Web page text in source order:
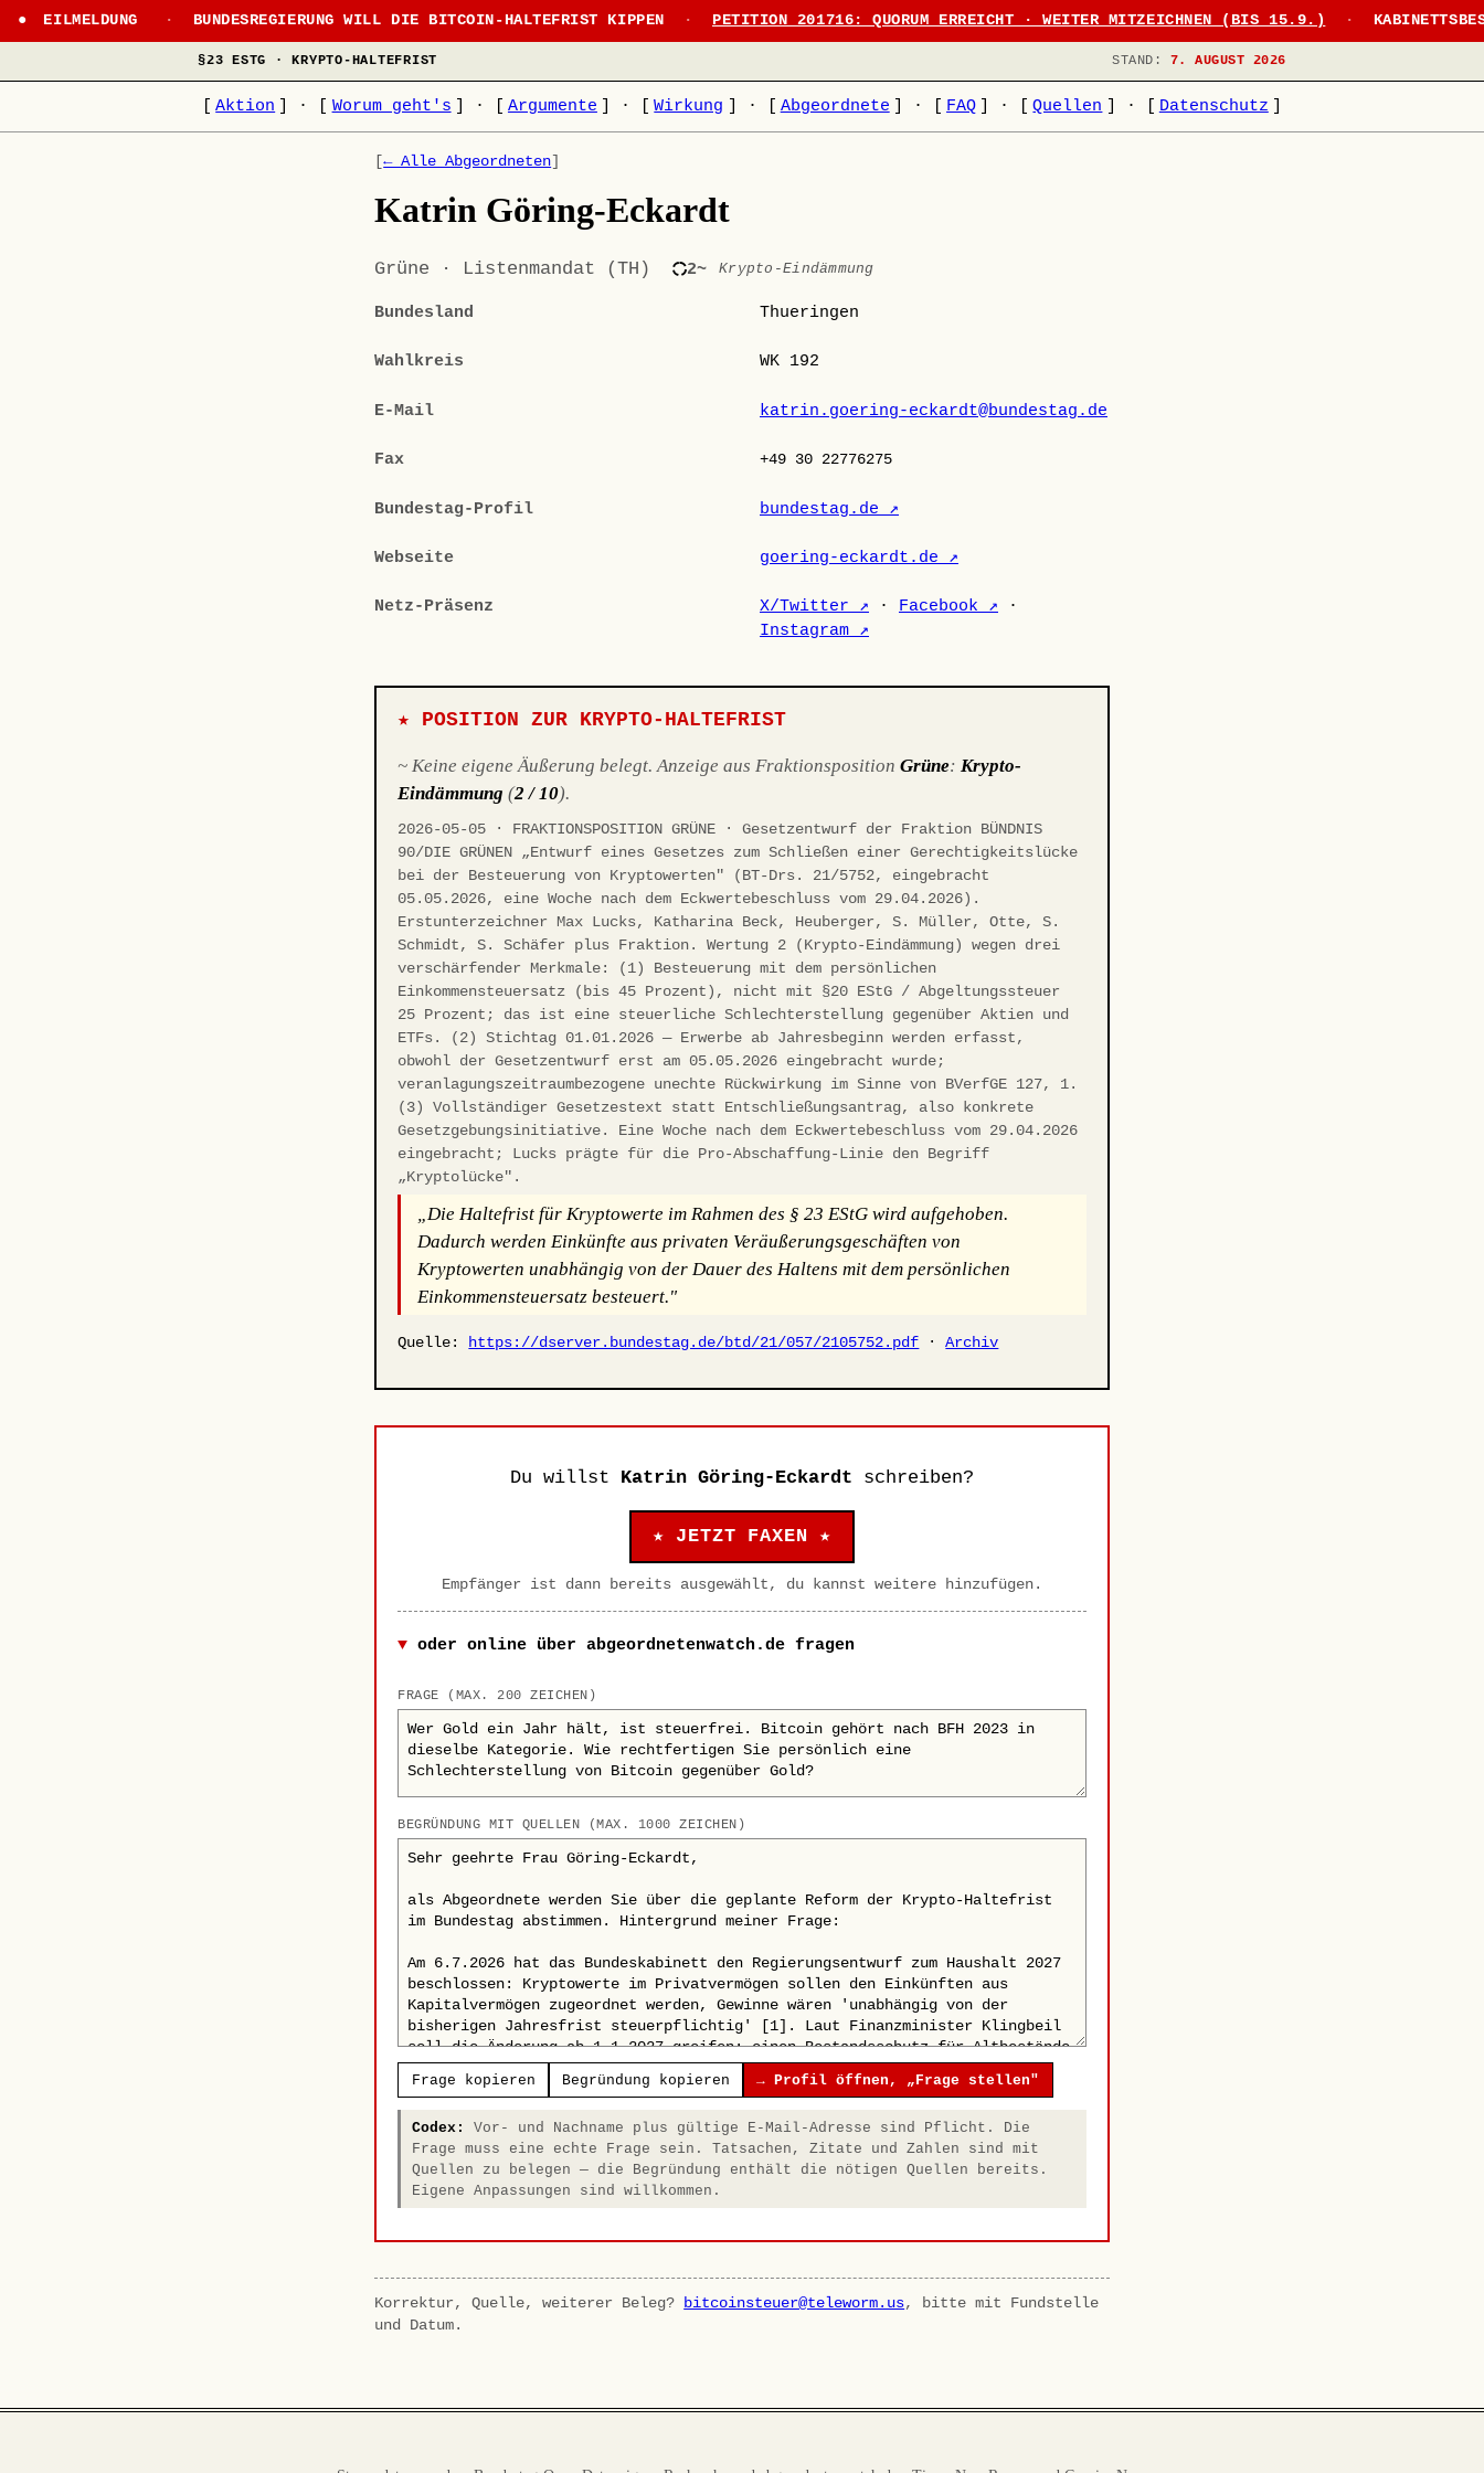
EILMELDUNG · BUNDESREGIERUNG WILL DIE BITCOIN-HALTEFRIST KIPPEN · PETITION 201716: QUORUM ERREICHT · WEITER MITZEICHNEN (BIS 15.9.) ·
§23 ESTG · KRYPTO-HALTEFRIST STAND: 7. AUGUST 2026
Aktion · Worum geht's · Argumente · Wirkung · Abgeordnete · FAQ · Quellen · Datenschutz
[← Alle Abgeordneten]
Katrin Göring-Eckardt
Grüne · Listenmandat (TH) 2~ Krypto-Eindämmung
Bundesland Thueringen
Wahlkreis WK 192
E-Mail katrin.goering-eckardt@bundestag.de
Fax +49 30 22776275
Bundestag-Profil bundestag.de ↗
Webseite goering-eckardt.de ↗
Netz-Präsenz X/Twitter ↗ · Facebook ↗ ·
Instagram ↗
★ POSITION ZUR KRYPTO-HALTEFRIST
~ Keine eigene Äußerung belegt. Anzeige aus FraktionspositionGrüne:Krypto-
Eindämmung (2 / 10).
2026-05-05 · FRAKTIONSPOSITION GRÜNE · Gesetzentwurf der Fraktion BÜNDNIS
90/DIE GRÜNEN „Entwurf eines Gesetzes zum Schließen einer Gerechtigkeitslücke
bei der Besteuerung von Kryptowerten" (BT-Drs. 21/5752, eingebracht
05.05.2026, eine Woche nach dem Eckwertebeschluss vom 29.04.2026).
Erstunterzeichner Max Lucks, Katharina Beck, Heuberger, S. Müller, Otte, S.
Schmidt, S. Schäfer plus Fraktion. Wertung 2 (Krypto-Eindämmung) wegen drei
verschärfender Merkmale: (1) Besteuerung mit dem persönlichen
Einkommensteuersatz (bis 45 Prozent), nicht mit §20 EStG / Abgeltungssteuer
25 Prozent; das ist eine steuerliche Schlechterstellung gegenüber Aktien und
ETFs. (2) Stichtag 01.01.2026 — Erwerbe ab Jahresbeginn werden erfasst,
obwohl der Gesetzentwurf erst am 05.05.2026 eingebracht wurde;
veranlagungszeitraumbezogene unechte Rückwirkung im Sinne von BVerfGE 127, 1.
(3) Vollständiger Gesetzestext statt Entschließungsantrag, also konkrete
Gesetzgebungsinitiative. Eine Woche nach dem Eckwertebeschluss vom 29.04.2026
eingebracht; Lucks prägte für die Pro-Abschaffung-Linie den Begriff
„Kryptolücke".
„Die Haltefrist für Kryptowerte im Rahmen des § 23 EStG wird aufgehoben.
Dadurch werden Einkünfte aus privaten Veräußerungsgeschäften von
Kryptowerten unabhängig von der Dauer des Haltens mit dem persönlichen
Einkommensteuersatz besteuert."
Quelle: https://dserver.bundestag.de/btd/21/057/2105752.pdf ·Archiv
Du willst Katrin Göring-Eckardt schreiben?
★ JETZT FAXEN ★
Empfänger ist dann bereits ausgewählt, du kannst weitere hinzufügen.
oder online über abgeordnetenwatch.de fragen
FRAGE (MAX. 200 ZEICHEN)
BEGRÜNDUNG MIT QUELLEN (MAX. 1000 ZEICHEN)
Frage kopieren Begründung kopieren → Profil öffnen, „Frage stellen"
Codex:
Vor- und Nachname plus gültige E-Mail-Adresse sind Pflicht. Die
Frage muss eine echte Frage sein. Tatsachen, Zitate und Zahlen sind mit
Quellen zu belegen — die Begründung enthält die nötigen Quellen bereits.
Eigene Anpassungen sind willkommen.
Korrektur, Quelle, weiterer Beleg? bitcoinsteuer@teleworm.us, bitte mit Fundstelle
und Datum.